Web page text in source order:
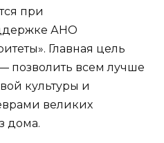
при
АНО
Главная цель
позволить всем лучше
культуры и
великих
дома.